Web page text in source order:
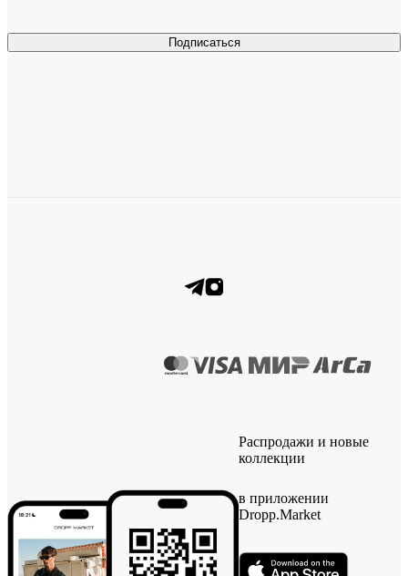
Подписаться
Распродажи и новые
коллекции
в приложении
Dropp.Market